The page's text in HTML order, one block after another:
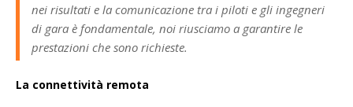
nei risultati e la comunicazione tra i piloti e gli ingegneri
di gara è fondamentale, noi riusciamo a garantire le
prestazioni che sono richieste.
La connettività remota